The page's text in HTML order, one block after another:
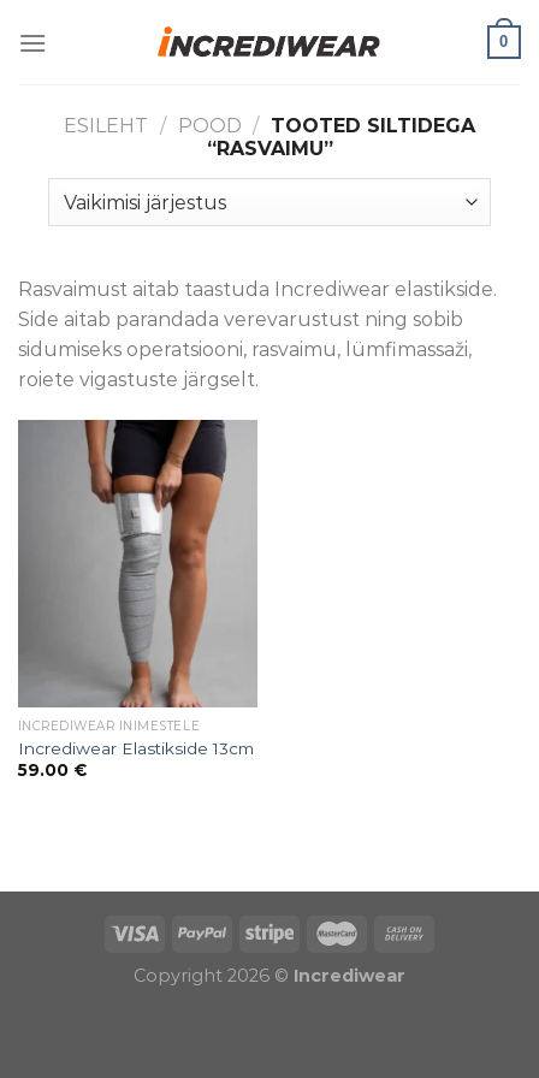
0
ESILEHT / POOD / TOOTED SILTIDEGA
“RASVAIMU”
Rasvaimust aitab taastuda Incrediwear elastikside.
Side aitab parandada verevarustust ning sobib
sidumiseks operatsiooni, rasvaimu, lümfimassaži,
roiete vigastuste järgselt.
INCREDIWEAR INIMESTELE
Incrediwear Elastikside 13cm
59.00 €
Copyright 2026 © Incrediwear